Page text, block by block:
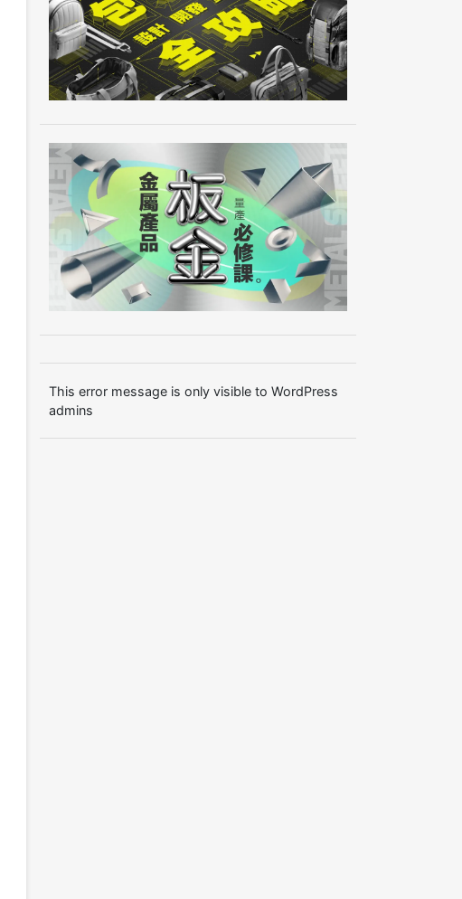
This error message is only visible to WordPress
admins